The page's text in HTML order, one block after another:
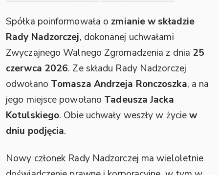
Spółka poinformowała o zmianie w składzie
Rady Nadzorczej, dokonanej uchwałami
Zwyczajnego Walnego Zgromadzenia z dnia 25
czerwca 2026. Ze składu Rady Nadzorczej
odwołano Tomasza Andrzeja Ronczoszka, a na
jego miejsce powołano Tadeusza Jacka
Kotulskiego. Obie uchwały weszły w życiew
dniu podjęcia.
Nowy członek Rady Nadzorczej ma wieloletnie